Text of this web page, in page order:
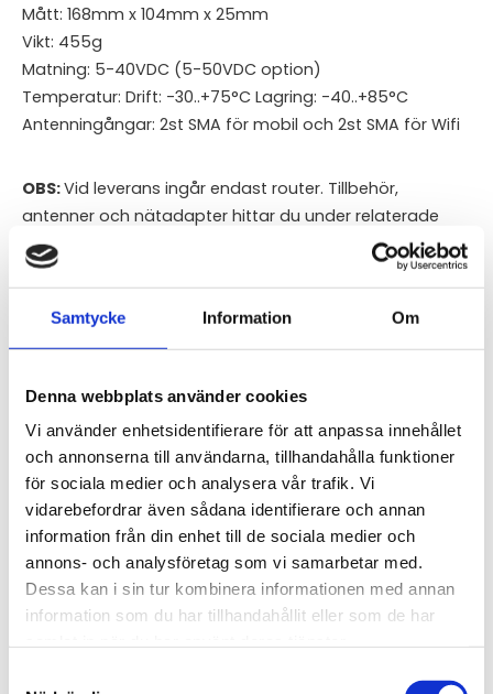
Samtycke Information Om
Denna webbplats använder cookies
Vi använder enhetsidentifierare för att anpassa innehållet
och annonserna till användarna, tillhandahålla funktioner
för sociala medier och analysera vår trafik. Vi
vidarebefordrar även sådana identifierare och annan
information från din enhet till de sociala medier och
annons- och analysföretag som vi samarbetar med.
Dessa kan i sin tur kombinera informationen med annan
information som du har tillhandahållit eller som de har
Mått: 168mm x 104mm x 25mm
Vikt: 455g
Matning: 5-40VDC (5-50VDC option)
Temperatur: Drift: -30..+75°C Lagring: -40..+85°C
Antenningångar: 2st SMA för mobil och 2st SMA för Wifi
OBS:Vid leverans ingår endast router. Tillbehör,
antenner och nätadapter hittar du under relaterade
produkter nedan.
Senaste firmware till version WRT hittar du här
Senaste firmware till den äldre plattformen hittar
STÄLL EN FRÅGA OM PRODUKTEN
Omdömen
Du